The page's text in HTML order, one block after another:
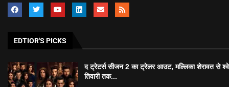
EDTIOR'S PICKS
द ट्रेटर्स सीजन 2 का ट्रेलर आउट, मल्लिका शेरावत से
तिवारी तक...